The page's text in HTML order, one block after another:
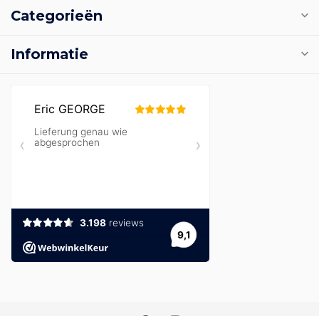
Categorieën
Informatie